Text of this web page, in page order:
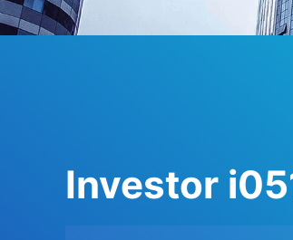
Investor